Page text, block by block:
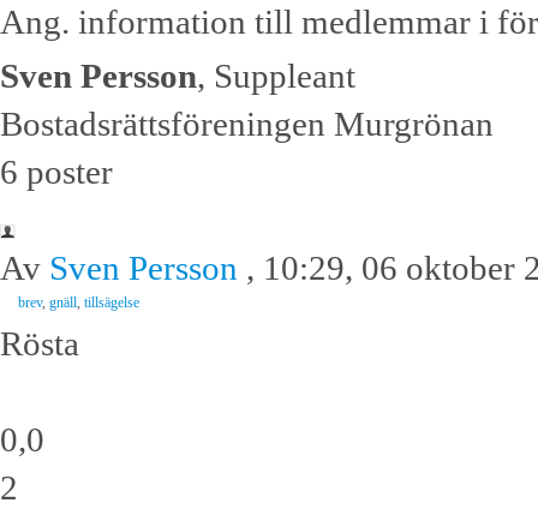
Ang. information till medlemmar i
Sven Persson, Suppleant
Bostadsrättsföreningen Murgrönan
6 poster
Av Sven Persson , 10:29, 06 oktober
brev, gnäll, tillsägelse
Rösta
0,0
2